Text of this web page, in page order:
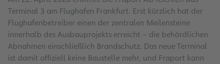
Terminal 3 am Flughafen Frankfurt. Erst kürzlich hat der
Flughafenbetreiber einen der zentralen Meilensteine
innerhalb des Ausbauprojekts erreicht – die behördlichen
Abnahmen einschließlich Brandschutz. Das neue Terminal
ist damit offiziell keine Baustelle mehr, und Fraport kann